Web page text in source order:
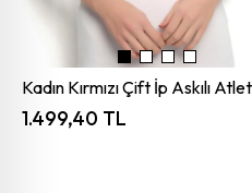
1.499,40 TL